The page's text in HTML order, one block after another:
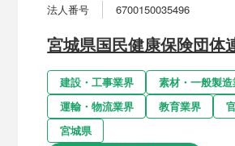
法人番号 6700150035496
宮城県国民健康保険団体
建設・工事業界
素材・一般製
運輸・物流業界
教育業界
宮城県